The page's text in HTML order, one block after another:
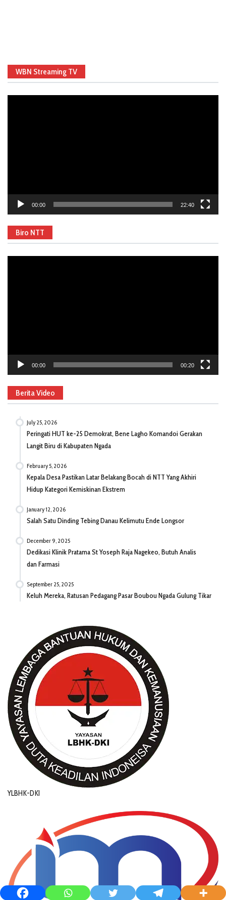
WBN Streaming TV
00:00 22:40
Biro NTT
00:00 00:20
Berita Video
July 25, 2026
Peringati HUT ke-25 Demokrat, Bene Lagho Komandoi Gerakan
Langit Biru di Kabupaten Ngada
February 5, 2026
Kepala Desa Pastikan Latar Belakang Bocah di NTT Yang Akhiri
Hidup Kategori Kemiskinan Ekstrem
January 12, 2026
Salah Satu Dinding Tebing Danau Kelimutu Ende Longsor
December 9, 2025
Dedikasi Klinik Pratama St Yoseph Raja Nagekeo, Butuh Analis
dan Farmasi
September 25, 2025
Keluh Mereka, Ratusan Pedagang Pasar Boubou Ngada Gulung Tikar
YLBHK-DKI